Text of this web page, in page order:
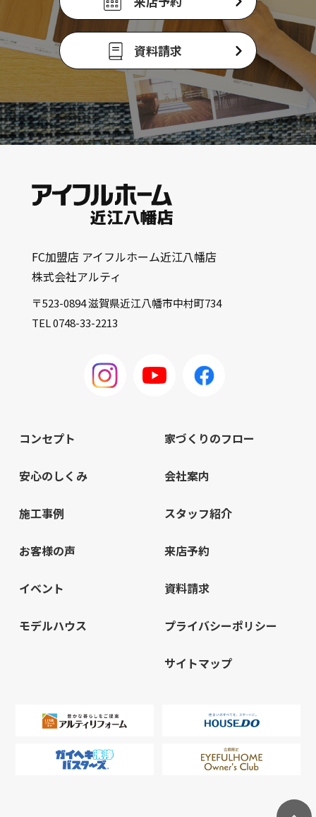
資料請求
FC加盟店 アイフルホーム近江八幡店
株式会社アルティ
〒523-0894 滋賀県近江八幡市中村町734
TEL 0748-33-2213
コンセプト
安心のしくみ
施工事例
お客様の声
イベント
モデルハウス
家づくりのフロー
会社案内
スタッフ紹介
来店予約
資料請求
プライバシーポリシー
サイトマップ